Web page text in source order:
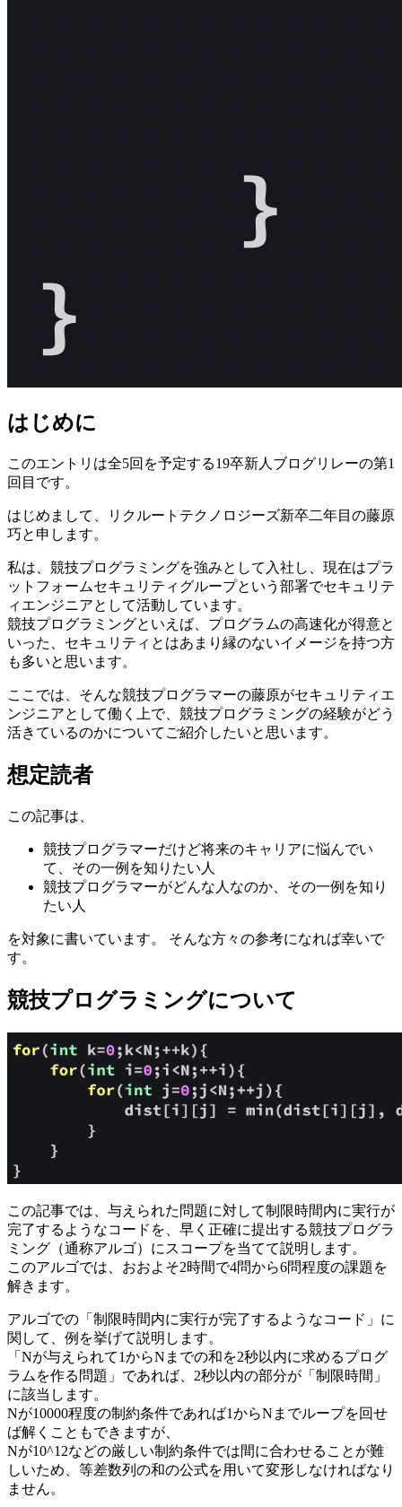
はじめに
このエントリは全5回を予定する19卒新人ブログリレーの第1
回目です。
はじめまして、リクルートテクノロジーズ新卒二年目の藤原
巧と申します。
私は、競技プログラミングを強みとして入社し、現在はプラ
ットフォームセキュリティグループという部署でセキュリテ
ィエンジニアとして活動しています。
競技プログラミングといえば、プログラムの高速化が得意と
いった、セキュリティとはあまり縁のないイメージを持つ方
も多いと思います。
ここでは、そんな競技プログラマーの藤原がセキュリティエ
ンジニアとして働く上で、競技プログラミングの経験がどう
活きているのかについてご紹介したいと思います。
想定読者
この記事は、
競技プログラマーだけど将来のキャリアに悩んでい
て、その一例を知りたい人
競技プログラマーがどんな人なのか、その一例を知り
たい人
を対象に書いています。 そんな方々の参考になれば幸いで
す。
競技プログラミングについて
この記事では、与えられた問題に対して制限時間内に実行が
完了するようなコードを、早く正確に提出する競技プログラ
ミング（通称アルゴ）にスコープを当てて説明します。
このアルゴでは、おおよそ2時間で4問から6問程度の課題を
解きます。
アルゴでの「制限時間内に実行が完了するようなコード」に
関して、例を挙げて説明します。
「Nが与えられて1からNまでの和を2秒以内に求めるプログ
ラムを作る問題」であれば、2秒以内の部分が「制限時間」
に該当します。
Nが10000程度の制約条件であれば1からNまでループを回せ
ば解くこともできますが、
Nが10^12などの厳しい制約条件では間に合わせることが難
しいため、等差数列の和の公式を用いて変形しなければなり
ません。